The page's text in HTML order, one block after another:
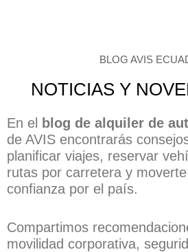
BLOG AVIS
NOTICIAS Y
En el
blog de alquiler de
de AVIS encontrarás
planificar viajes, reservar
rutas por carretera y
confianza por el país.
Compartimos
movilidad corporativa,